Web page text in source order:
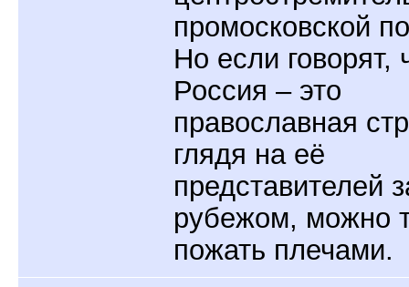
промосковской
Но если говорят,
Россия – это
православная
глядя на её
представителей
рубежом, можно
пожать плечами.